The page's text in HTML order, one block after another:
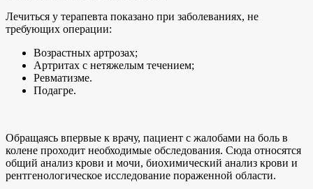
Лечиться у терапевта показано при заболеваниях, не
требующих операции:
Возрастных артрозах;
Артритах с нетяжелым течением;
Ревматизме.
Подагре.
Обращаясь впервые к врачу, пациент с жалобами на боль в
колене проходит необходимые обследования. Сюда относятся
общий анализ крови и мочи, биохимический анализ крови и
рентгенологическое исследование пораженной области.